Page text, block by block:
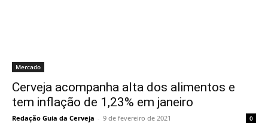
Mercado
Cerveja acompanha alta dos alimentos e
tem inflação de 1,23% em janeiro
Redação Guia da Cerveja - 9 de fevereiro de 2021 0